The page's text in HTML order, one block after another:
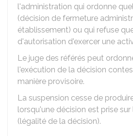
l'administration qui ordonne
(décision de fermeture
établissement) ou qui refuse
d'autorisation d'exercer une
Le juge des référés peut
l'exécution de la décision
manière provisoire.
La suspension cesse de
lorsqu'une décision est prise
(légalité de la décision).